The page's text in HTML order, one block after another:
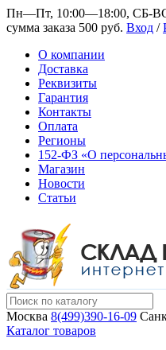
Пн—Пт, 10:00—18:00, СБ-
сумма заказа 500 руб. Вход /
О компании
Доставка
Реквизиты
Гарантия
Контакты
Оплата
Регионы
152-ФЗ «О
Магазин
Новости
Статьи
Москва 8(499)390-16-09
Каталог товаров